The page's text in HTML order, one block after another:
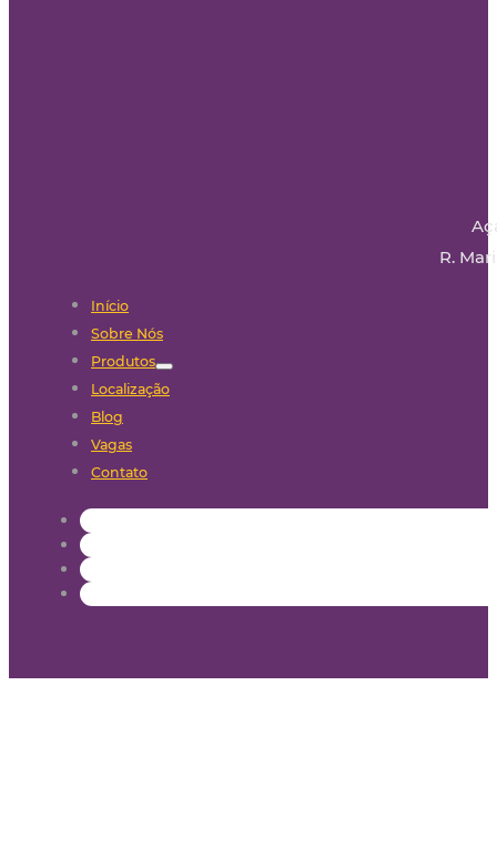
R.
Início
Sobre Nós
Produtos
Localização
Blog
Vagas
Contato